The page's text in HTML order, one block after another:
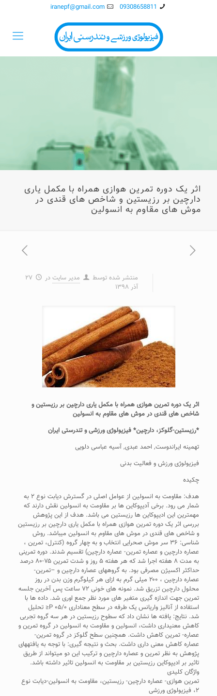
09308658811
iranepf@gmail.com
اثر یک دوره تمرین هوازی همراه با مکمل یاری
دارچین بر رزیستین و شاخص های قندی در
موش های مقاوم به انسولین
منتشر شده توسط مدیر سایت در
۲۷
آذر ۱۳۹۸
اثر یک دوره تمرین هوازی همراه با مکمل یاری دارچین بر رزیستین و
شاخص های قندی در موش های مقاوم به انسولین
*رزیستین-گلوکز، دارچین* فیزیولوژی ورزشی و تندرستی ایران
تهمینه ایراندوست, احمد عبدی, آسیه عباسی دلویی
فیزیولوژی ورزش و فعالیت بدنی
چکیده
هدف: مقاومت به انسولین از عوامل اصلی در گسترش دیابت نوع ۲ به
شمار می رود. برخی آدیپوکاین ها بر مقاومت به انسولین نقش دارند که
مهمترین این ادیپوکاین ها رزیستین می باشد. هدف از این پژوهش
بررسی اثر یک دوره تمرین هوازی همراه با مکمل یاری دارچین بر رزیستین
و شاخص های قندی در موش های مقاوم به انسولین می­باشد. روش
شناسی: ۳۶ سر موش صحرایی انتخاب و به چهار گروه (کنترل، تمرین ،
عصاره دارچین و عصاره تمرین- عصاره دارچین) تقسیم شدند. دوره تمرینی
به مدت ۸ هفته اجرا شد که هر هفته ۵ روز و شدت تمرین ۷۵-۸۰ درصد
حداکثر اکسیژن مصرفی بود. به گروه­های عصاره دارچین و –تمرین-
عصاره دارچین ، ۲۰۰ میلی گرم به ازای هر کیلوگرم وزن بدن در روز
محلول دارچین تزریق شد. نمونه های خونی ۷۲ ساعت پس آخرین جلسه
تمرين جهت اندازه گیری متغیر های مورد نظر جمع اوری شد. داده ها با
استفاده از آنالیز واریانس یک طرفه در سطح معناداری ۰۵/۰ P≤ تحلیل
شد. نتایج: یافته ها نشان داد که سطوح رزیستین در هر سه گروه تجربی
کاهش معنی­داری داشت، انسولین و مقاومت به انسولین در گروه تمرین و
عصاره- تمرین کاهش داشت. همچنین سطح گلوکز در گروه تمرین-
عصاره کاهش معنی داری داشت. بحث و نتیجه گیری: با توجه به یافته­های
پژوهش به نظر تمرین و عصاره دارچین و ترکیب این دو می­تواند از طریق
تاثیر بر ادیپوکاین رزیستین بر مقاومت به انسولین تاثیر داشته باشد.
واژگان کلیدی
تمرین هوازی- عصاره دارچین- رزیستین، مقاومت به انسولین-دیابت نوع
۲، فیزیولوژی ورزشی